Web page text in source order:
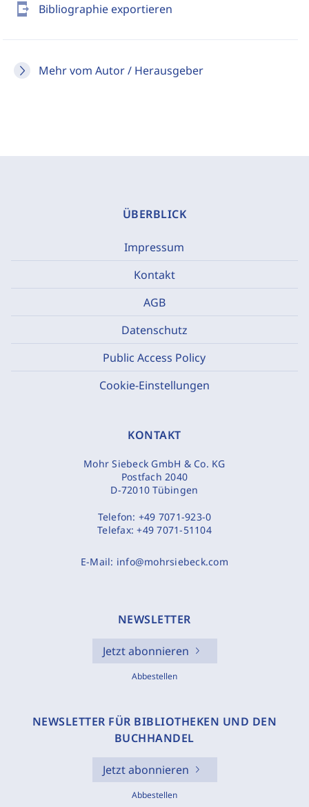
send_to_mobile Bibliographie exportieren
Mehr vom Autor / Herausgeber
ÜBERBLICK
Impressum
Kontakt
AGB
Datenschutz
Public Access Policy
Cookie-Einstellungen
KONTAKT
Mohr Siebeck GmbH & Co. KG
Postfach 2040
D-72010 Tübingen
Telefon: +49 7071-923-0
Telefax:+49 7071-51104
E-Mail: info@mohrsiebeck.com
NEWSLETTER
Jetzt abonnieren
Abbestellen
NEWSLETTER FÜR BIBLIOTHEKEN UND DEN
BUCHHANDEL
Jetzt abonnieren
Abbestellen